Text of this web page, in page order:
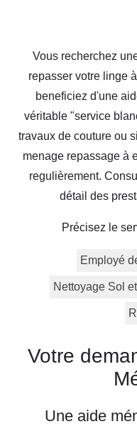
Vous recherchez
repasser votre linge
beneficiez d'une
véritable "service
travaux de couture ou
menage repassage à
regulièrement.
détail des
Précisez le
Employé
Nettoyage Sol
Votre
Une aide